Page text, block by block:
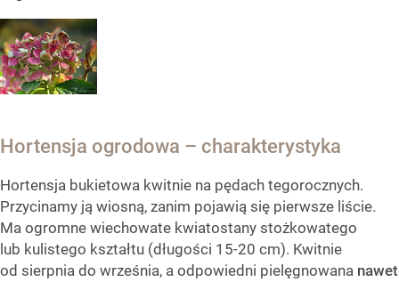
Hortensja ogrodowa – charakterystyka
Hortensja bukietowa kwitnie na pędach tegorocznych.
Przycinamy ją wiosną, zanim pojawią się pierwsze liście.
Ma ogromne wiechowate kwiatostany stożkowatego
lub kulistego kształtu (długości 15-20 cm). Kwitnie
od sierpnia do września, a odpowiedni pielęgnowana nawet